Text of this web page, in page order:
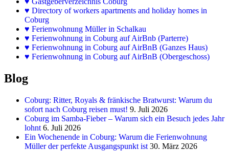
♥ Directory of workers apartments and holiday homes in
Coburg
♥ Ferienwohnung Müller in Schalkau
♥ Ferienwohnung in Coburg auf AirBnb (Parterre)
♥ Ferienwohnung in Coburg auf AirBnB (Ganzes Haus)
♥ Ferienwohnung in Coburg auf AirBnB (Obergeschoss)
Blog
Coburg: Ritter, Royals & fränkische Bratwurst: Warum du
sofort nach Coburg reisen must! 9. Juli 2026
Coburg im Samba-Fieber – Warum sich ein Besuch jedes Jahr
lohnt 6. Juli 2026
Ein Wochenende in Coburg: Warum die Ferienwohnung
Müller der perfekte Ausgangspunkt ist 30. März 2026